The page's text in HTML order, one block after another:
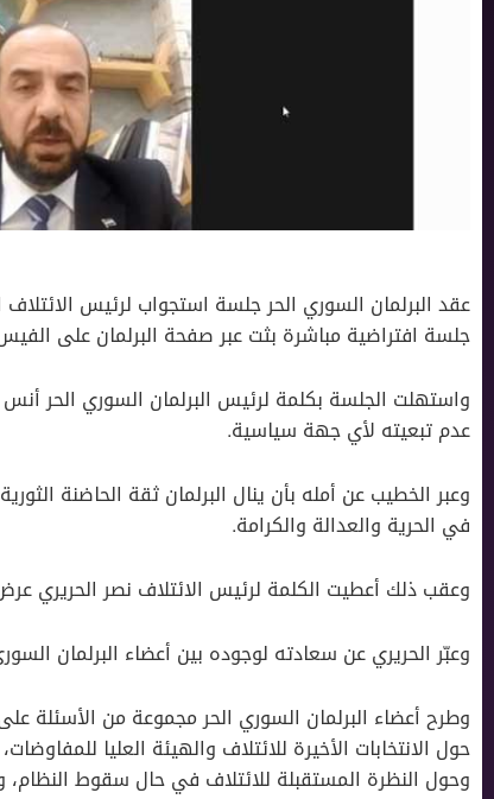
عقد البرلمان السوري الحر جلسة استجواب لرئيس
جلسة افتراضية مباشرة بثت عبر صفحة البرلمان على
واستهلت الجلسة بكلمة لرئيس البرلمان السوري الحر
عدم تبعيته لأي جهة سياسية.
وعبر الخطيب عن أمله بأن ينال البرلمان ثقة الحاضنة
في الحرية والعدالة والكرامة.
وعقب ذلك أعطيت الكلمة لرئيس الائتلاف نصر الحريري
وعبّر الحريري عن سعادته لوجوده بين أعضاء البرلمان
وطرح أعضاء البرلمان السوري الحر مجموعة من الأسئلة
حول الانتخابات الأخيرة للائتلاف والهيئة العليا
وحول النظرة المستقبلة للائتلاف في حال سقوط